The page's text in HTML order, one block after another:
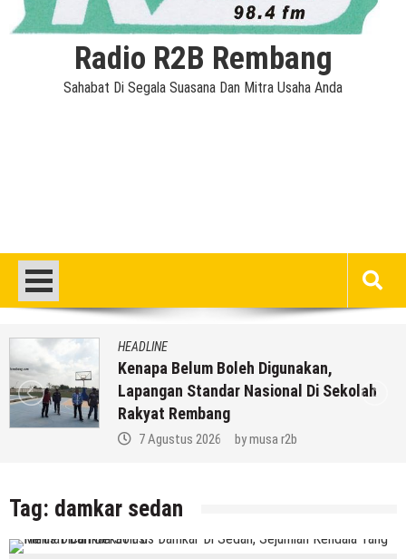
Radio R2B Rembang
Sahabat Di Segala Suasana Dan Mitra Usaha Anda
HEADLINE
Kenapa Belum Boleh Digunakan,
Lapangan Standar Nasional Di Sekolah
Rakyat Rembang
7 Agustus 2026 bymusa r2b
Tag: damkar sedan